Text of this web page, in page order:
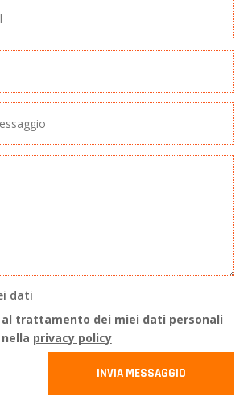
dati
trattamento dei miei dati personali
privacy policy
INVIA MESSAGGIO